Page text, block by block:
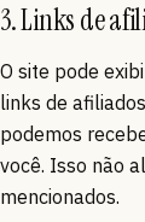
3. Links de
O site pode
links de
podemos
você. Isso não
mencionados.